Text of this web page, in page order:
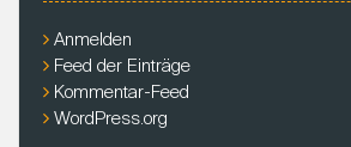
Anmelden
Feed der Einträge
Kommentar-Feed
WordPress.org